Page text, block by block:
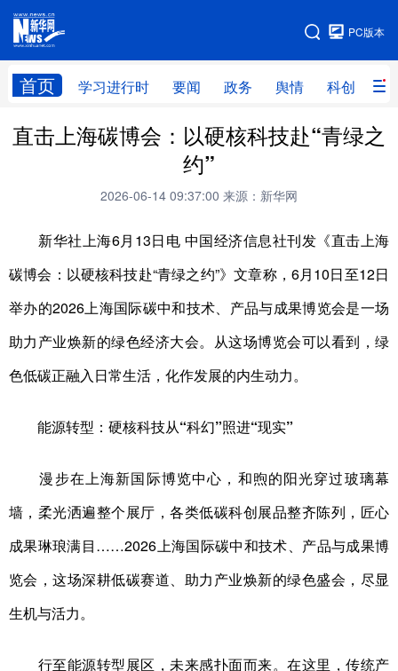
PC版本
首页 学习进行时 要闻 政务 舆情 科创 产
网站地图
首页 学习进行时 要闻 政务
民生
房产 体育 健康 图片
信息 廉政 原创 长三角频道
直击上海碳博会：以硬核科技赴“青绿之
约”
2026-06-14 09:37:00 来源：新华网
新华社上海6月13日电 中国经济信息社刊发《直击上海
碳博会：以硬核科技赴“青绿之约”》文章称，6月10日至12日
举办的2026上海国际碳中和技术、产品与成果博览会是一场
助力产业焕新的绿色经济大会。从这场博览会可以看到，绿
色低碳正融入日常生活，化作发展的内生动力。
能源转型：硬核科技从“科幻”照进“现实”
漫步在上海新国际博览中心，和煦的阳光穿过玻璃幕
墙，柔光洒遍整个展厅，各类低碳科创展品整齐陈列，匠心
成果琳琅满目……2026上海国际碳中和技术、产品与成果博
览会，这场深耕低碳赛道、助力产业焕新的绿色盛会，尽显
生机与活力。
行至能源转型展区，未来感扑面而来。在这里，传统产